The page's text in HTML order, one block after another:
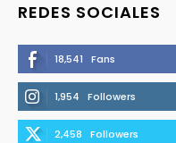
REDES SOCIALES
18,541 Fans
1,954 Followers
2,458 Followers